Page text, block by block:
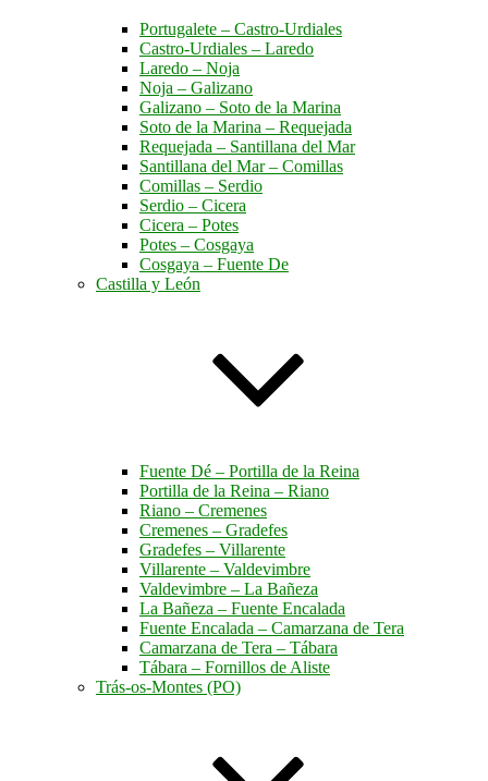
Portugalete – Castro-Urdiales
Castro-Urdiales – Laredo
Laredo – Noja
Noja – Galizano
Galizano – Soto de la Marina
Soto de la Marina – Requejada
Requejada – Santillana del Mar
Santillana del Mar – Comillas
Comillas – Serdio
Serdio – Cicera
Cicera – Potes
Potes – Cosgaya
Cosgaya – Fuente De
Castilla y León
Fuente Dé – Portilla de la Reina
Portilla de la Reina – Riano
Riano – Cremenes
Cremenes – Gradefes
Gradefes – Villarente
Villarente – Valdevimbre
Valdevimbre – La Bañeza
La Bañeza – Fuente Encalada
Fuente Encalada – Camarzana de Tera
Camarzana de Tera – Tábara
Tábara – Fornillos de Aliste
Trás-os-Montes (PO)